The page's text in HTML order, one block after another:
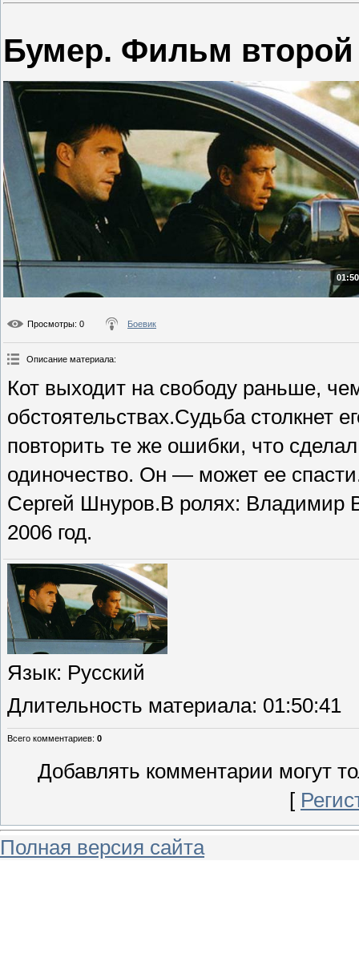
Бумер. Фильм второй
Просмотры: 0 Боевик
Описание материала:
Кот выходит на свободу раньше,
обстоятельствах.Судьба столкнет
повторить те же ошибки, что
одиночество. Он — может ее
Сергей Шнуров.В ролях: Владимир
2006 год.
Язык: Русский
Длительность материала: 01:50:41
Всего комментариев: 0
Добавлять комментарии могут
[
Полная версия сайта